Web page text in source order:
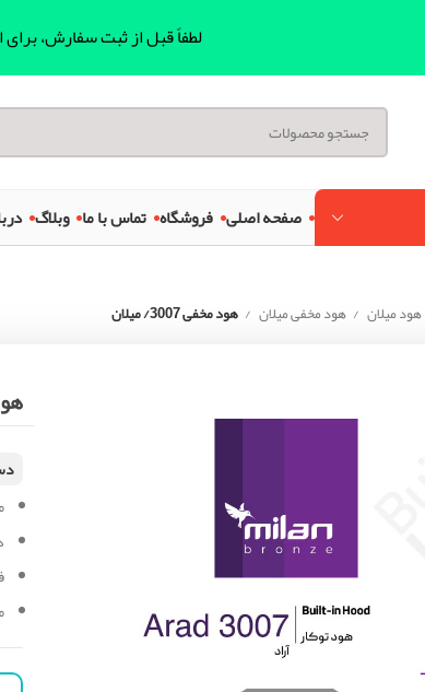
صفحه اصلی فروشگاه تماس با ما وبلاگ
هود میلان هود مخفی میلان هود مخفی 3007/ میلان
هود
لطفاً قبل از ثبت سفارش،